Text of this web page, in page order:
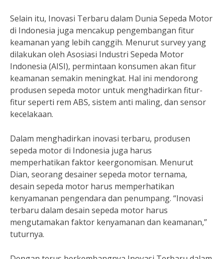
Selain itu, Inovasi Terbaru dalam Dunia Sepeda Motor
di Indonesia juga mencakup pengembangan fitur
keamanan yang lebih canggih. Menurut survey yang
dilakukan oleh Asosiasi Industri Sepeda Motor
Indonesia (AISI), permintaan konsumen akan fitur
keamanan semakin meningkat. Hal ini mendorong
produsen sepeda motor untuk menghadirkan fitur-
fitur seperti rem ABS, sistem anti maling, dan sensor
kecelakaan.
Dalam menghadirkan inovasi terbaru, produsen
sepeda motor di Indonesia juga harus
memperhatikan faktor keergonomisan. Menurut
Dian, seorang desainer sepeda motor ternama,
desain sepeda motor harus memperhatikan
kenyamanan pengendara dan penumpang. “Inovasi
terbaru dalam desain sepeda motor harus
mengutamakan faktor kenyamanan dan keamanan,”
tuturnya.